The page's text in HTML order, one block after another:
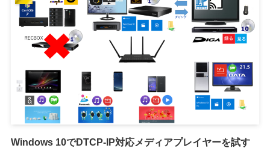
Windows 10でDTCP-IP対応メディアプレイヤーを試す